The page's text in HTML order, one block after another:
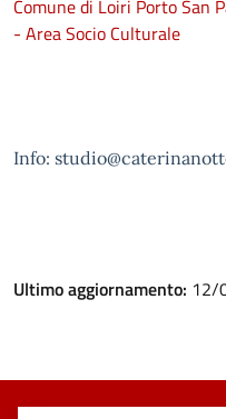
Comune di Loiri Porto San
- Area Socio Culturale
Info:
Ultimo aggiornamento: 12/